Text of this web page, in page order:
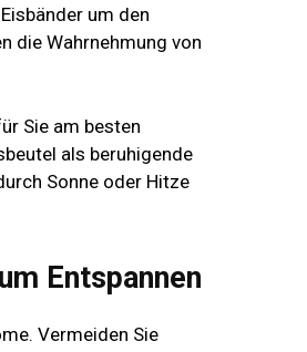
Eisbänder um den
die Wahrnehmung von
Sie am besten
als beruhigende
Sonne oder Hitze
Entspannen
Vermeiden Sie